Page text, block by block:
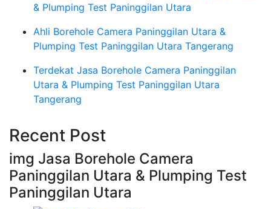
& Plumping Test Paninggilan Utara
Ahli Borehole Camera Paninggilan Utara &
Plumping Test Paninggilan Utara Tangerang
Terdekat Jasa Borehole Camera Paninggilan
Utara & Plumping Test Paninggilan Utara
Tangerang
Recent Post
img Jasa Borehole Camera
Paninggilan Utara & Plumping Test
Paninggilan Utara